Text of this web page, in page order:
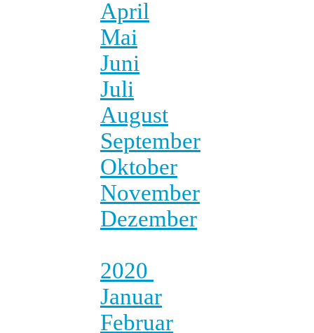
April
Mai
Juni
Juli
August
September
Oktober
November
Dezember
2020
Januar
Februar